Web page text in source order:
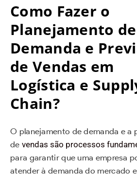
Como Fazer o
Planejamento de
Demanda e
de Vendas em
Logística e
Chain?
O planejamento de demanda e a
de vendas são processos
para garantir que uma empresa
atender à demanda do mercado